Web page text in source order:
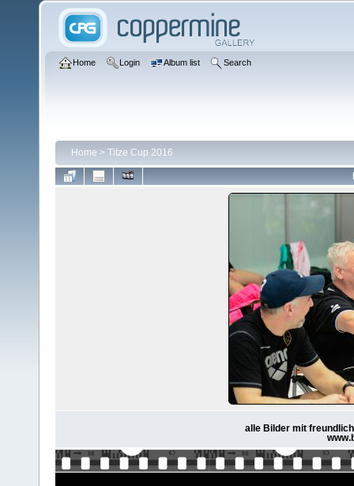
Home Login Album list Search
Home > Titze Cup 2016
alle Bilder mit